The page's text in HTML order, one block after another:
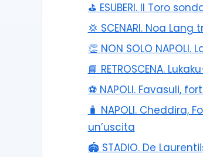
⛳ ESUBERI. Il Toro
💢 SCENARI. Noa Lang
👏 NON SOLO
📘 RETROSCENA.
⚽️ NAPOLI. Favasuli,
🧳 NAPOLI. Cheddira,
un’uscita
🏟️ STADIO. De